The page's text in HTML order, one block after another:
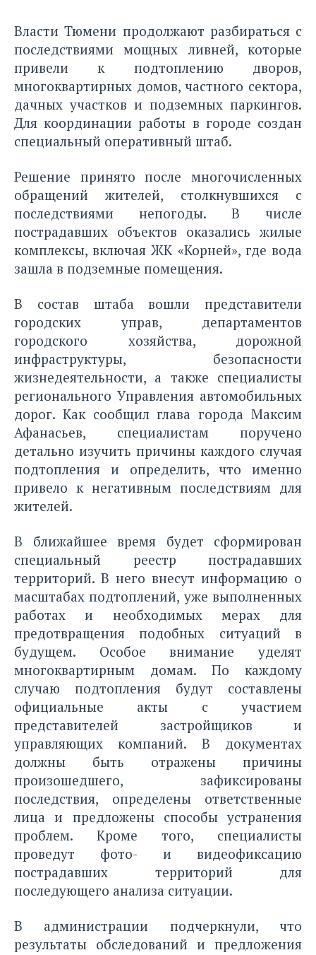
Власти Тюмени продолжают разбираться с
последствиями мощных ливней, которые
привели к подтоплению дворов,
многоквартирных домов, частного сектора,
дачных участков и подземных паркингов.
Для координации работы в городе создан
специальный оперативный штаб.
Решение принято после многочисленных
обращений жителей, столкнувшихся с
последствиями непогоды. В числе
пострадавших объектов оказались жилые
комплексы, включая ЖК «Корней», где вода
зашла в подземные помещения.
В состав штаба вошли представители
городских управ, департаментов
городского хозяйства, дорожной
инфраструктуры, безопасности
жизнедеятельности, а также специалисты
регионального Управления автомобильных
дорог. Как сообщил глава города Максим
Афанасьев, специалистам поручено
детально изучить причины каждого случая
подтопления и определить, что именно
привело к негативным последствиям для
жителей.
В ближайшее время будет сформирован
специальный реестр пострадавших
территорий. В него внесут информацию о
масштабах подтоплений, уже выполненных
работах и необходимых мерах для
предотвращения подобных ситуаций в
будущем. Особое внимание уделят
многоквартирным домам. По каждому
случаю подтопления будут составлены
официальные акты с участием
представителей застройщиков и
управляющих компаний. В документах
должны быть отражены причины
произошедшего, зафиксированы
последствия, определены ответственные
лица и предложены способы устранения
проблем. Кроме того, специалисты
проведут фото- и видеофиксацию
пострадавших территорий для
последующего анализа ситуации.
В администрации подчеркнули, что
результаты обследований и предложения